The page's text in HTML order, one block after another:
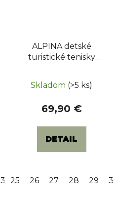
30 32 34 35
ALPINA detské
turistické tenisky
Yellow
Skladom (>5 ks)
69,90 €
DETAIL
25 26 27 28 29